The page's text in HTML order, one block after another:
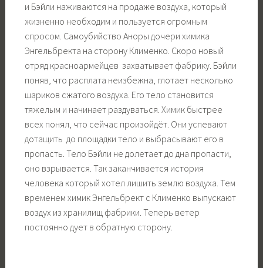
и Бэйли наживаются на продаже воздуха, который
жизненно необходим и пользуется огромным
спросом. Самоубийство Аноры дочери химика
Энгельбректа на сторону Клименко. Скоро новый
отряд красноармейцев захватывает фабрику. Бэйли
поняв, что расплата неизбежна, глотает несколько
шариков сжатого воздуха. Его тело становится
тяжелым и начинает раздуваться. Химик быстрее
всех понял, что сейчас произойдёт. Они успевают
дотащить до площадки тело и выбрасывают его в
пропасть. Тело Бэйли не долетает до дна пропасти,
оно взрывается. Так заканчивается история
человека который хотел лишить землю воздуха. Тем
временем химик Энгельбрект с Клименко выпускают
воздух из хранилищ фабрики. Теперь ветер
постоянно дует в обратную сторону.